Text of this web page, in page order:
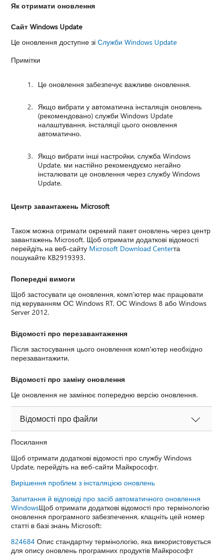
Як отримати оновлення
Сайт Windows Update
Це оновлення доступне зіСлужби Windows Update
Примітки
Це оновлення забезпечує важливе оновлення.
Якщо вибрати у автоматична інсталяція оновлень
(рекомендовано) служби Windows Update
налаштування, інсталяції цього оновлення
автоматично.
Якщо вибрати інші настройки, служба Windows
Update, ми настійно рекомендуємо негайно
інсталювати це оновлення через службу Windows
Update.
Центр завантажень Microsoft
Також можна отримати окремий пакет оновлень через центр
завантажень Microsoft. Щоб отримати додаткові відомості
перейдіть на веб-сайту Microsoft Download Centerта
пошукайте KB2919393.
Попередні вимоги
Щоб застосувати це оновлення, комп'ютер має працювати
під керуванням ОС Windows RT, ОС Windows 8 або Windows
Server 2012.
Відомості про перезавантаження
Після застосування цього оновлення комп'ютер необхідно
перезавантажити.
Відомості про заміну оновлення
Це оновлення не замінює попередню версію оновлення.
Відомості про файли
Посилання
Щоб отримати додаткові відомості про службу Windows
Update, перейдіть на веб-сайти Майкрософт.
Вирішення проблем з інсталяцією оновлень
Запитання й відповіді про засіб автоматичного оновлення
WindowsЩоб отримати додаткові відомості про термінологію
оновлення програмного забезпечення, клацніть цей номер
статті в базі знань Microsoft:
824684 Опис стандартну термінологію, яка використовується
для опису оновлень програмних продуктів Майкрософт